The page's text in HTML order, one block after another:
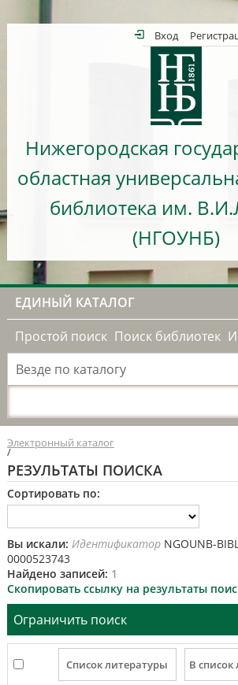
Вход
Нижегородская
областная
библиотека им.
(НГОУНБ)
ЕДИНЫЙ КАТАЛОГ
Простой поиск Поиск библиотек
Везде по каталогу
Электронный каталог
/
РЕЗУЛЬТАТЫ ПОИСКА
Сортировать по:
Вы искали: ИдентификаторNGOUNB-
0000523743
Найдено записей: 1
Скопировать ссылку на результаты
Ограничить поиск